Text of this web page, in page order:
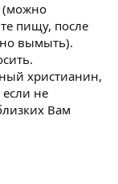
(можно
пищу, после
вымыть).
христианин,
не
Вам